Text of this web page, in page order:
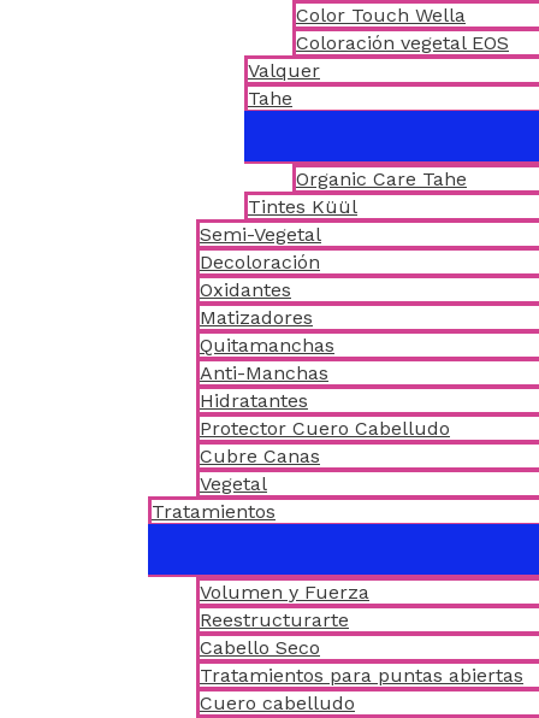
Color Touch Wella
Coloración vegetal EOS
Valquer
Tahe
Organic Care Tahe
Tintes Küül
Semi-Vegetal
Decoloración
Oxidantes
Matizadores
Quitamanchas
Anti-Manchas
Hidratantes
Protector Cuero Cabelludo
Cubre Canas
Vegetal
Tratamientos
Volumen y Fuerza
Reestructurarte
Cabello Seco
Tratamientos para puntas abiertas
Cuero cabelludo